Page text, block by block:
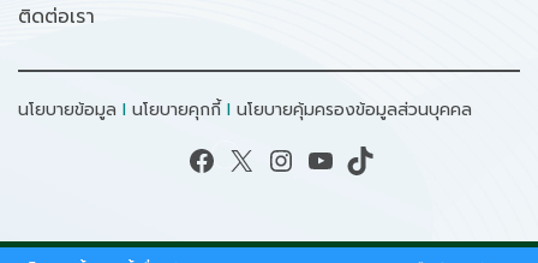
ติดต่อเรา
นโยบายข้อมูล I นโยบายคุกกี้I นโยบายคุ้มครองข้อมูลส่วนบุคคล
Facebook X Instagram YouTube TikTok